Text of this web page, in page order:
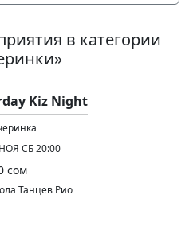
в категории
Kiz Night
СБ 20:00
сом
Танцев Рио